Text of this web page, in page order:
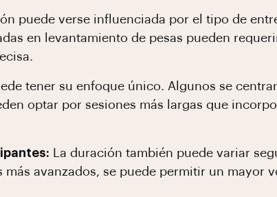
puede verse influenciada por el tipo de
en levantamiento de pesas pueden
tener su enfoque único. Algunos se
optar por sesiones más largas que
La duración también puede variar
más avanzados, se puede permitir un mayor